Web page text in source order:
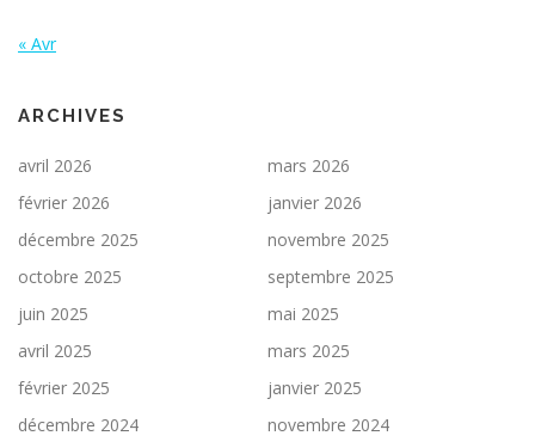
« Avr
ARCHIVES
avril 2026
mars 2026
février 2026
janvier 2026
décembre 2025
novembre 2025
octobre 2025
septembre 2025
juin 2025
mai 2025
avril 2025
mars 2025
février 2025
janvier 2025
décembre 2024
novembre 2024